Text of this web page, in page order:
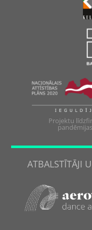
Projektu
ATBALSTĪTĀJI